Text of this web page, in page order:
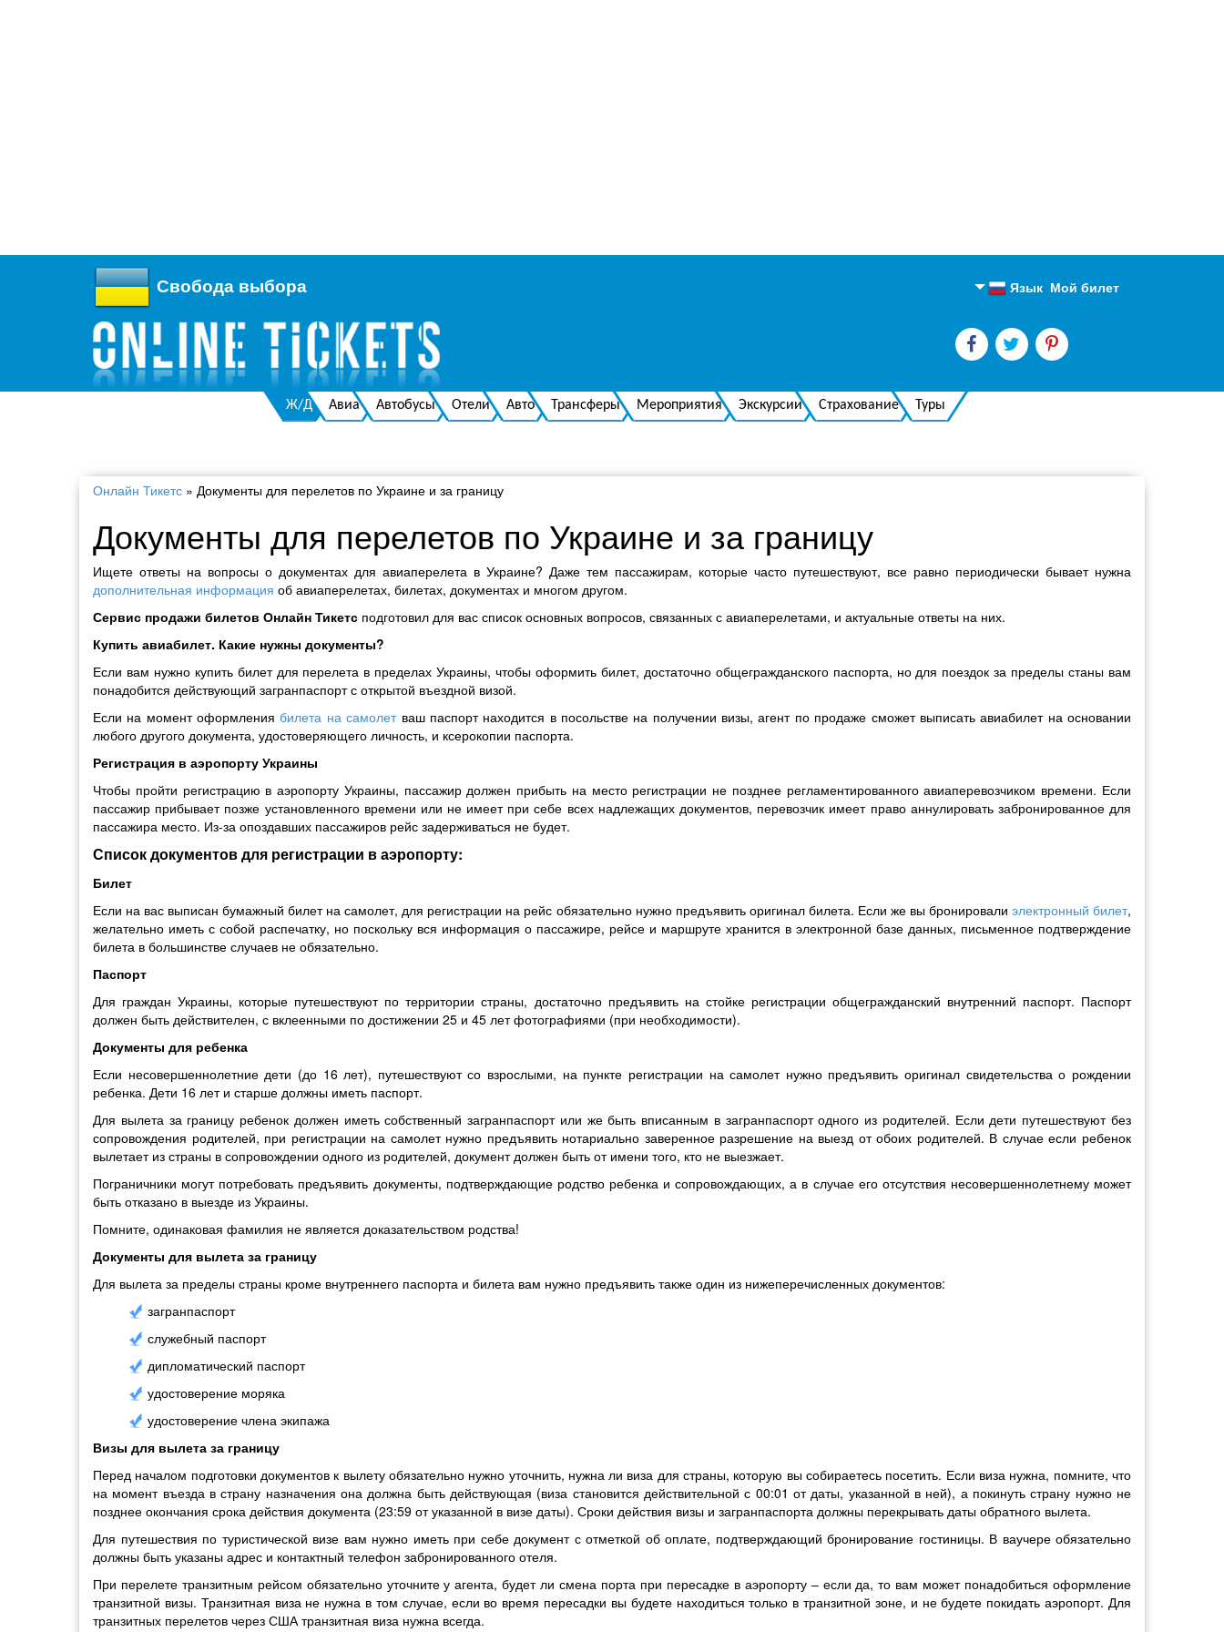
Мой билет
Язык
Английский
Свобода выбора
Ж/Д Авиа Автобусы Отели Авто Трансферы Мероприятия Экскурсии Страхование Туры
Онлайн Тикетс » Документы для перелетов по Украине и за границу
Документы для перелетов по Украине и за границу
Ищете ответы на вопросы о документах для авиаперелета в Украине? Даже тем пассажирам, которые часто путешествуют, все равно периодически бывает нужна
дополнительная информация об авиаперелетах, билетах, документах и многом другом.
Сервис продажи билетов Онлайн Тикетс подготовил для вас список основных вопросов, связанных с авиаперелетами, и актуальные ответы на них.
Купить авиабилет. Какие нужны документы?
Если вам нужно купить билет для перелета в пределах Украины, чтобы оформить билет, достаточно общегражданского паспорта, но для поездок за пределы станы вам
понадобится действующий загранпаспорт с открытой въездной визой.
Если на момент оформлениябилета на самолетваш паспорт находится в посольстве на получении визы, агент по продаже сможет выписать авиабилет на основании
любого другого документа, удостоверяющего личность, и ксерокопии паспорта.
Регистрация в аэропорту Украины
Чтобы пройти регистрацию в аэропорту Украины, пассажир должен прибыть на место регистрации не позднее регламентированного авиаперевозчиком времени. Если
пассажир прибывает позже установленного времени или не имеет при себе всех надлежащих документов, перевозчик имеет право аннулировать забронированное для
пассажира место. Из-за опоздавших пассажиров рейс задерживаться не будет.
Список документов для регистрации в аэропорту:
Билет
Если на вас выписан бумажный билет на самолет, для регистрации на рейс обязательно нужно предъявить оригинал билета. Если же вы бронировали электронный билет,
желательно иметь с собой распечатку, но поскольку вся информация о пассажире, рейсе и маршруте хранится в электронной базе данных, письменное подтверждение
билета в большинстве случаев не обязательно.
Паспорт
Для граждан Украины, которые путешествуют по территории страны, достаточно предъявить на стойке регистрации общегражданский внутренний паспорт. Паспорт
должен быть действителен, с вклеенными по достижении 25 и 45 лет фотографиями (при необходимости).
Документы для ребенка
Если несовершеннолетние дети (до 16 лет), путешествуют со взрослыми, на пункте регистрации на самолет нужно предъявить оригинал свидетельства о рождении
ребенка. Дети 16 лет и старше должны иметь паспорт.
Для вылета за границу ребенок должен иметь собственный загранпаспорт или же быть вписанным в загранпаспорт одного из родителей. Если дети путешествуют без
сопровождения родителей, при регистрации на самолет нужно предъявить нотариально заверенное разрешение на выезд от обоих родителей. В случае если ребенок
вылетает из страны в сопровождении одного из родителей, документ должен быть от имени того, кто не выезжает.
Пограничники могут потребовать предъявить документы, подтверждающие родство ребенка и сопровождающих, а в случае его отсутствия несовершеннолетнему может
быть отказано в выезде из Украины.
Помните, одинаковая фамилия не является доказательством родства!
Документы для вылета за границу
Для вылета за пределы страны кроме внутреннего паспорта и билета вам нужно предъявить также один из нижеперечисленных документов:
загранпаспорт
служебный паспорт
дипломатический паспорт
удостоверение моряка
удостоверение члена экипажа
Визы для вылета за границу
Перед началом подготовки документов к вылету обязательно нужно уточнить, нужна ли виза для страны, которую вы собираетесь посетить. Если виза нужна, помните, что
на момент въезда в страну назначения она должна быть действующая (виза становится действительной с 00:01 от даты, указанной в ней), а покинуть страну нужно не
позднее окончания срока действия документа (23:59 от указанной в визе даты). Сроки действия визы и загранпаспорта должны перекрывать даты обратного вылета.
Для путешествия по туристической визе вам нужно иметь при себе документ с отметкой об оплате, подтверждающий бронирование гостиницы. В ваучере обязательно
должны быть указаны адрес и контактный телефон забронированного отеля.
При перелете транзитным рейсом обязательно уточните у агента, будет ли смена порта при пересадке в аэропорту – если да, то вам может понадобиться оформление
транзитной визы. Транзитная виза не нужна в том случае, если во время пересадки вы будете находиться только в транзитной зоне, и не будете покидать аэропорт. Для
транзитных перелетов через США транзитная виза нужна всегда.